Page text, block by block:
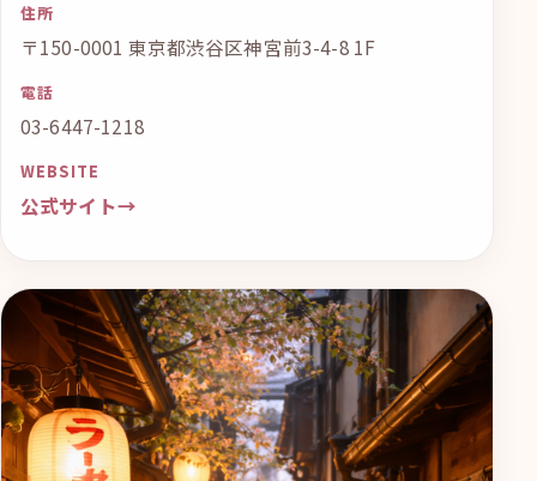
住所
〒150-0001 東京都渋谷区神宮前3-4-8 1F
電話
03-6447-1218
WEBSITE
公式サイト